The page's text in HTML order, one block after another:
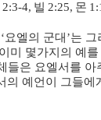
2:3-4, 빌 2:25, 몬
‘요엘의 군대 ’는 그
이미 몇가지의 예를
들은 요엘서를 아
의 예언이 그들에